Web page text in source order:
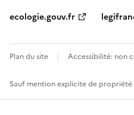
ecologie.gouv.fr
Plan du site Accessibilité: non
Sauf mention explicite de propriété